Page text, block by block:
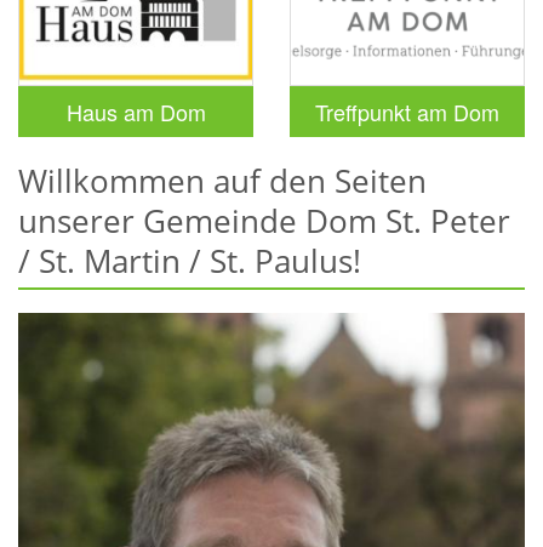
Haus am Dom Treffpunkt am Dom
Willkommen auf den Seiten
unserer Gemeinde Dom St. Peter
/ St. Martin / St. Paulus!